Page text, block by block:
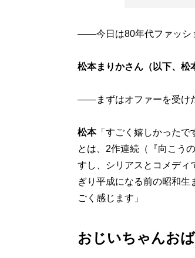
――今日は80年代ファッシ
松本まりかさん（以下、松
――まずはオファーを受け
松本「すごく嬉しかったで
とは、2作連続（『向こう
すし、シリアスとコメディ
ぎり平成になる前の昭和
ごく感じます」
おじいちゃんお